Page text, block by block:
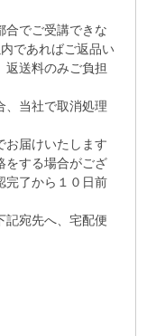
合でご受講できな
であればご返品い
返送料のみご負担
、当社で取消処理
お届けいたします
をする場合がござ
完了から１０日前
記宛先へ、宅配便